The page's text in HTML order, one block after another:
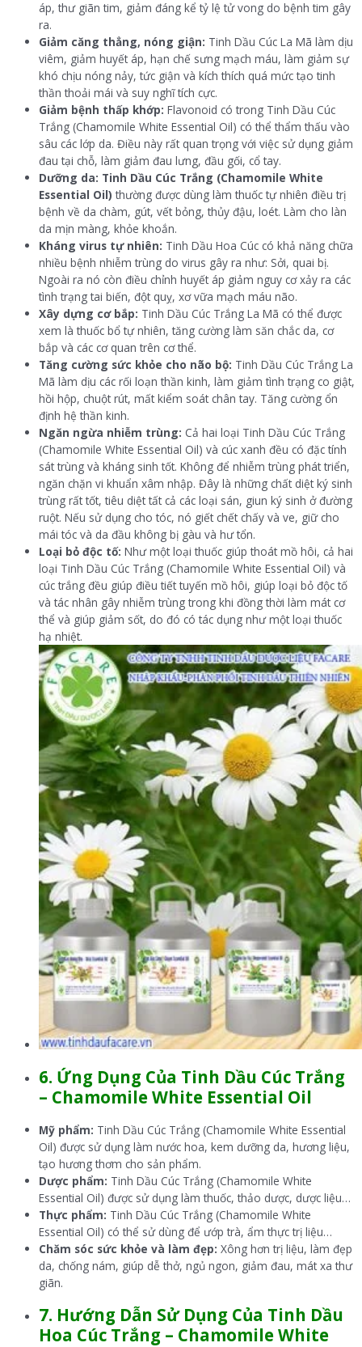
áp, thư giãn tim, giảm đáng kể tỷ lệ tử vong do bệnh tim gây
ra.
Giảm căng thẳng, nóng giận: Tinh Dầu Cúc La Mã làm dịu
viêm, giảm huyết áp, hạn chế sưng mạch máu, làm giảm sự
khó chịu nóng nảy, tức giận và kích thích quá mức tạo tinh
thần thoải mái và suy nghĩ tích cực.
Giảm bệnh thấp khớp: Flavonoid có trong Tinh Dầu Cúc
Trắng (Chamomile White Essential Oil) có thể thẩm thấu vào
sâu các lớp da. Điều này rất quan trọng với việc sử dụng giảm
đau tại chỗ, làm giảm đau lưng, đầu gối, cổ tay.
Dưỡng da: Tinh Dầu Cúc Trắng (Chamomile White
Essential Oil) thường được dùng làm thuốc tự nhiên điều trị
bệnh về da chàm, gút, vết bỏng, thủy đậu, loét. Làm cho làn
da mịn màng, khỏe khoắn.
Kháng virus tự nhiên: Tinh Dầu Hoa Cúc có khả năng chữa
nhiều bệnh nhiễm trùng do virus gây ra như: Sởi, quai bị.
Ngoài ra nó còn điều chỉnh huyết áp giảm nguy cơ xảy ra các
tình trạng tai biến, đột quỵ, xơ vữa mạch máu não.
Xây dựng cơ bắp: Tinh Dầu Cúc Trắng La Mã có thể được
xem là thuốc bổ tự nhiên, tăng cường làm săn chắc da, cơ
bắp và các cơ quan trên cơ thể.
Tăng cường sức khỏe cho não bộ: Tinh Dầu Cúc Trắng La
Mã làm dịu các rối loạn thần kinh, làm giảm tình trạng co giật,
hồi hộp, chuột rút, mất kiểm soát chân tay. Tăng cường ổn
định hệ thần kinh.
Ngăn ngừa nhiễm trùng: Cả hai loại Tinh Dầu Cúc Trắng
(Chamomile White Essential Oil) và cúc xanh đều có đặc tính
sát trùng và kháng sinh tốt. Không để nhiễm trùng phát triển,
ngăn chặn vi khuẩn xâm nhập. Đây là những chất diệt ký sinh
trùng rất tốt, tiêu diệt tất cả các loại sán, giun ký sinh ở đường
ruột. Nếu sử dụng cho tóc, nó giết chết chấy và ve, giữ cho
mái tóc và da đầu không bị gàu và hư tổn.
Loại bỏ độc tố: Như một loại thuốc giúp thoát mồ hôi, cả hai
loại Tinh Dầu Cúc Trắng (Chamomile White Essential Oil) và
cúc trắng đều giúp điều tiết tuyến mồ hôi, giúp loại bỏ độc tố
và tác nhân gây nhiễm trùng trong khi đồng thời làm mát cơ
thể và giúp giảm sốt, do đó có tác dụng như một loại thuốc
hạ nhiệt.
6. Ứng Dụng Của Tinh Dầu Cúc Trắng
– Chamomile White Essential Oil
Mỹ phẩm: Tinh Dầu Cúc Trắng (Chamomile White Essential
Oil) được sử dụng làm nước hoa, kem dưỡng da, hương liệu,
tạo hương thơm cho sản phẩm.
Dược phẩm: Tinh Dầu Cúc Trắng (Chamomile White
Essential Oil) được sử dụng làm thuốc, thảo dược, dược liệu…
Thực phẩm: Tinh Dầu Cúc Trắng (Chamomile White
Essential Oil) có thể sử dùng để ướp trà, ẩm thực trị liệu…
Chăm sóc sức khỏe và làm đẹp: Xông hơn trị liệu, làm đẹp
da, chống nám, giúp dễ thở, ngủ ngon, giảm đau, mát xa thư
giãn.
7. Hướng Dẫn Sử Dụng Của Tinh Dầu
Hoa Cúc Trắng – Chamomile White